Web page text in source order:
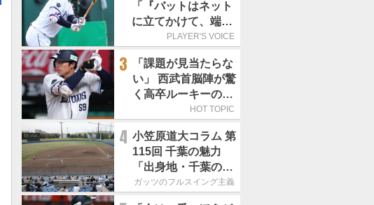
「『バットはネット
に立てかけて、端に
置くんだぞ』と栗山
だきました」／憧れ
の人からの金言
PLAYER'S VOICE
3
「課題が見当たらな
い」 西武首脳陣が驚
く高卒ルーキーの高
HOT TOPIC
4 小笠原道大コラム 第
115回 千葉の魅力
「出身地・千葉の話
の続き。昔から野球
ガッツのフルスイング主義